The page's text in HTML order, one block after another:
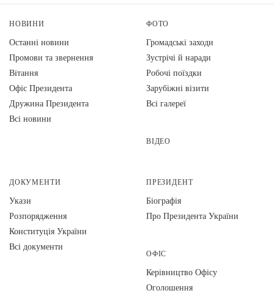
НОВИНИ
Останні новини
Промови та звернення
Вiтання
Офіс Президента
Дружина Президента
Всі новини
ФОТО
Громадські заходи
Зустрічі й наради
Робочі поїздки
Зарубіжні візити
Всі галереї
ВІДЕО
ДОКУМЕНТИ
Укази
Розпорядження
Конституція України
Всі документи
ПРЕЗИДЕНТ
Біографія
Про Президента України
ОФІС
Керівництво Офісу
Оголошення